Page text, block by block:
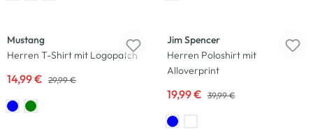
Mustang
Herren T-Shirt mit Logopatch
14,99 € 29,99 €
Jim Spencer
Herren Poloshirt mit
Alloverprint
19,99 € 39,99 €